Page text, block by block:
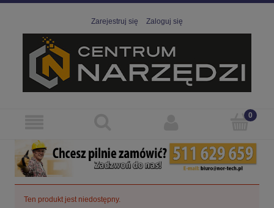
Zarejestruj się Zaloguj się
Ten produkt jest niedostępny.